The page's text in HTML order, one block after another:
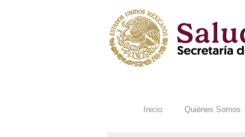
Inicio Quiénes Somos